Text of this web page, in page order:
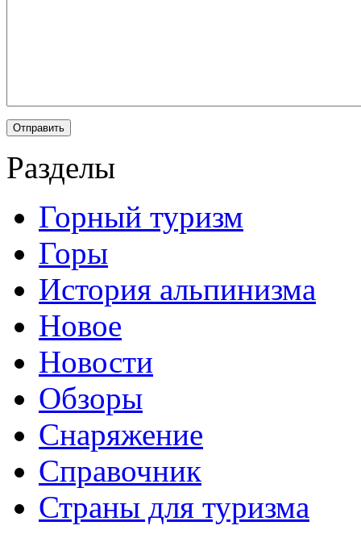
Разделы
Горный туризм
Горы
История альпинизма
Новое
Новости
Обзоры
Снаряжение
Справочник
Страны для туризма